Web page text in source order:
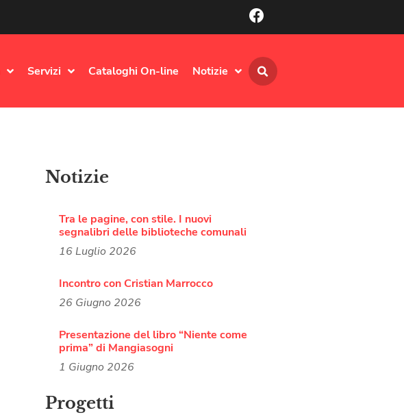
Servizi Cataloghi On-line Notizie
Notizie
Tra le pagine, con stile. I nuovi
segnalibri delle biblioteche comunali
16 Luglio 2026
Incontro con Cristian Marrocco
26 Giugno 2026
Presentazione del libro “Niente come
prima” di Mangiasogni
1 Giugno 2026
Progetti